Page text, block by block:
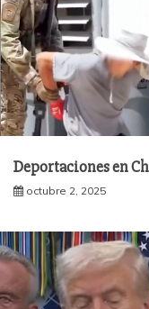
Deportaciones en
octubre 2, 2025